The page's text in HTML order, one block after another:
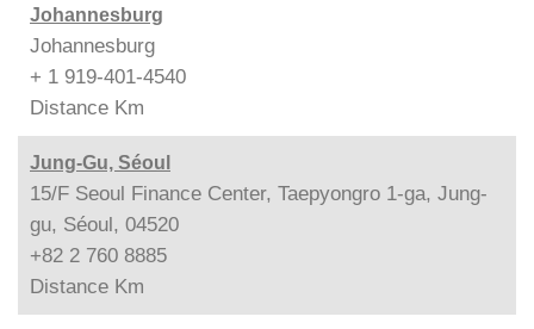
Johannesburg
Johannesburg
+ 1 919-401-4540
Distance Km
Jung-Gu, Séoul
15/F Seoul Finance Center, Taepyongro 1-ga, Jung-
gu, Séoul, 04520
+82 2 760 8885
Distance Km